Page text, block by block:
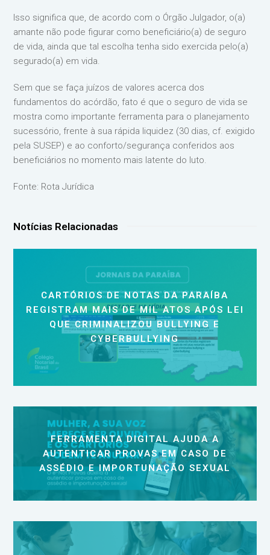
Isso significa que, de acordo com o Órgão Julgador, o(a)
amante não pode figurar como beneficiário(a) de seguro
de vida, ainda que tal escolha tenha sido exercida pelo(a)
segurado(a) em vida.
Sem que se faça juízos de valores acerca dos
fundamentos do acórdão, fato é que o seguro de vida se
mostra como importante ferramenta para o planejamento
sucessório, frente à sua rápida liquidez (30 dias, cf. exigido
pela SUSEP) e ao conforto/segurança conferidos aos
beneficiários no momento mais latente do luto.
Fonte: Rota Jurídica
Notícias Relacionadas
CARTÓRIOS DE NOTAS DA PARAÍBA
REGISTRAM MAIS DE MIL ATOS APÓS LEI
QUE CRIMINALIZOU BULLYING E
CYBERBULLYING
FERRAMENTA DIGITAL AJUDA A
AUTENTICAR PROVAS EM CASO DE
ASSÉDIO E IMPORTUNAÇÃO SEXUAL